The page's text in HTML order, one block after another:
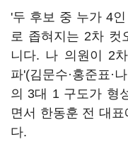
'두 후보 중 누가 4
로 좁혀지는 2차 컷
니다. 나 의원이 2
파'(김문수·홍준표·
의 3대 1 구도가 형
면서 한동훈 전 대
다.